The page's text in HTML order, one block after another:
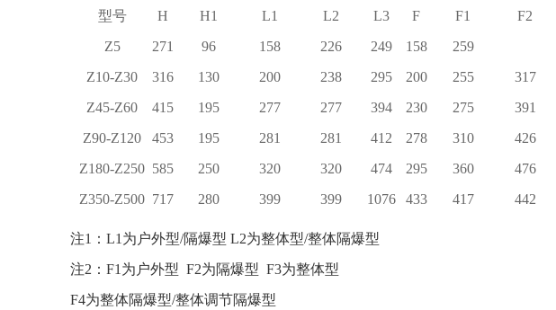
型号 H H1 L1 L2 L3 F F1
F2
Z5
271 96 158 226 249 158
259
Z10-Z30
316 130 200 238 295 200 255
317
Z45-Z60
415 195 277 277 394 230 275
391
Z90-Z120
453 195 281 281 412 278 310
426
Z180-Z250 585 250 320 320 474 295 360
476
Z350-Z500 717 280 399 399 1076 433 417 442
注1：L1为户外型/隔爆型 L2为整体型/整体隔爆型
注2：F1为户外型 F2为隔爆型 F3为整体型
F4为整体隔爆型/整体调节隔爆型